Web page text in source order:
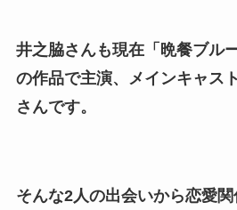
井之脇さんも現在「晩餐ブル
の作品で主演、メインキャス
さんです。
そんな2人の出会いから恋愛